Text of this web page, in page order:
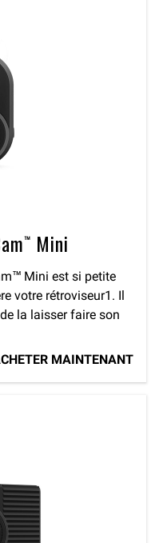
Mini
Mini est si petite
votre rétroviseur1. Il
la laisser faire son
MAINTENANT